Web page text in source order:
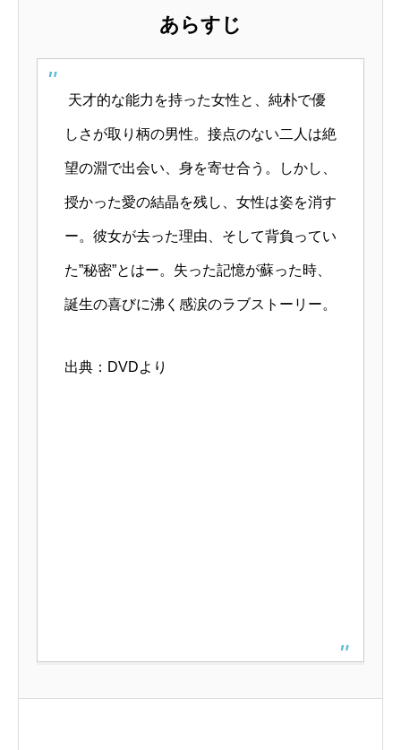
あらすじ
天才的な能力を持った女性と、純朴で優
しさが取り柄の男性。接点のない二人は絶
望の淵で出会い、身を寄せ合う。しかし、
授かった愛の結晶を残し、女性は姿を消す
ー。彼女が去った理由、そして背負ってい
た”秘密”とはー。失った記憶が蘇った時、
誕生の喜びに沸く感涙のラブストーリー。
出典：DVDより